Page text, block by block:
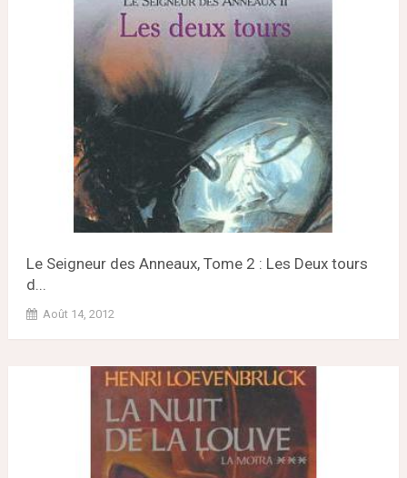
Le Seigneur des Anneaux, Tome 2 : Les Deux tours
d...
Août 14, 2012